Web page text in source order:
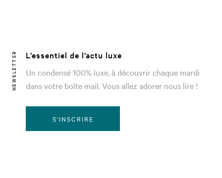
NEWSLETTER
L’essentiel de l’actu luxe
Un condensé 100% luxe, à découvrir chaque mardi
dans votre boîte mail. Vous allez adorer nous lire !
S'INSCRIRE